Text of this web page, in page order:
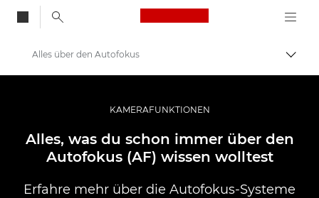
Canon Logo, back
Auf
Infobank: Die Ressource für Informationen aus der Welt der Fotografie
Alles über den Autofokus
KAMERAFUNKTIONEN
Alles, was du schon immer über den
Autofokus (AF) wissen wolltest
Erfahre mehr über die Autofokus-Systeme